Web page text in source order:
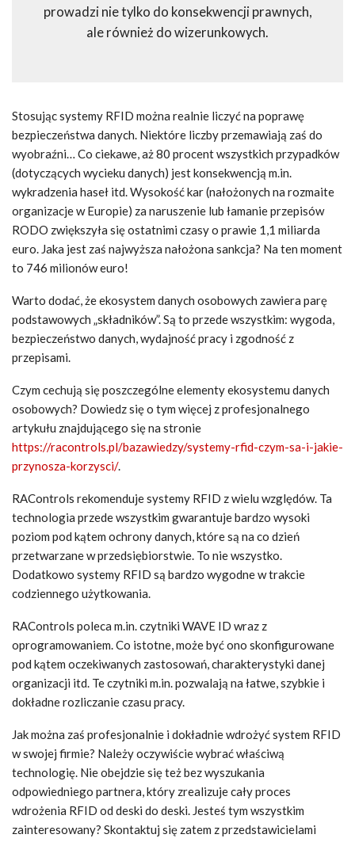
prowadzi nie tylko do konsekwencji prawnych,
ale również do wizerunkowych.
Stosując systemy RFID można realnie liczyć na poprawę
bezpieczeństwa danych. Niektóre liczby przemawiają zaś do
wyobraźni… Co ciekawe, aż 80 procent wszystkich przypadków
(dotyczących wycieku danych) jest konsekwencją m.in.
wykradzenia haseł itd. Wysokość kar (nałożonych na rozmaite
organizacje w Europie) za naruszenie lub łamanie przepisów
RODO zwiększyła się ostatnimi czasy o prawie 1,1 miliarda
euro. Jaka jest zaś najwyższa nałożona sankcja? Na ten moment
to 746 milionów euro!
Warto dodać, że ekosystem danych osobowych zawiera parę
podstawowych „składników”. Są to przede wszystkim: wygoda,
bezpieczeństwo danych, wydajność pracy i zgodność z
przepisami.
Czym cechują się poszczególne elementy ekosystemu danych
osobowych? Dowiedz się o tym więcej z profesjonalnego
artykułu znajdującego się na stronie
https://racontrols.pl/bazawiedzy/systemy-rfid-czym-sa-i-jakie-
przynosza-korzysci/.
RAControls rekomenduje systemy RFID z wielu względów. Ta
technologia przede wszystkim gwarantuje bardzo wysoki
poziom pod kątem ochrony danych, które są na co dzień
przetwarzane w przedsiębiorstwie. To nie wszystko.
Dodatkowo systemy RFID są bardzo wygodne w trakcie
codziennego użytkowania.
RAControls poleca m.in. czytniki WAVE ID wraz z
oprogramowaniem. Co istotne, może być ono skonfigurowane
pod kątem oczekiwanych zastosowań, charakterystyki danej
organizacji itd. Te czytniki m.in. pozwalają na łatwe, szybkie i
dokładne rozliczanie czasu pracy.
Jak można zaś profesjonalnie i dokładnie wdrożyć system RFID
w swojej firmie? Należy oczywiście wybrać właściwą
technologię. Nie obejdzie się też bez wyszukania
odpowiedniego partnera, który zrealizuje cały proces
wdrożenia RFID od deski do deski. Jesteś tym wszystkim
zainteresowany? Skontaktuj się zatem z przedstawicielami